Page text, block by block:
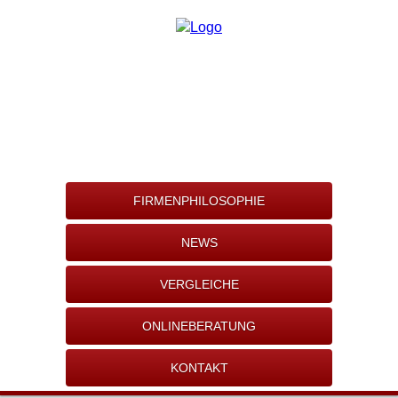
FIRMENPHILOSOPHIE
NEWS
VERGLEICHE
ONLINEBERATUNG
KONTAKT